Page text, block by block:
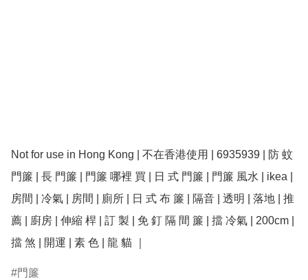
Not for use in Hong Kong | 不在香港使用 | 6935939 | 防 蚊
門簾 | 長 門簾 | 門簾 哪裡 買 | 日 式 門簾 | 門簾 風水 | ikea |
房間 | 冷氣 | 房間 | 廁所 | 日 式 布 簾 | 隔音 | 透明 | 落地 | 推
薦 | 廚房 | 伸縮 桿 | 訂 製 | 免 釘 隔 間 簾 | 擋 冷氣 | 200cm |
擋 煞 | 開運 | 素 色 | 龍 貓 ｜
門簾